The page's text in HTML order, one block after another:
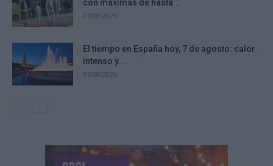
con máximas de hasta...
07/08/2026
El tiempo en España hoy, 7 de agosto: calor
intenso y...
07/08/2026